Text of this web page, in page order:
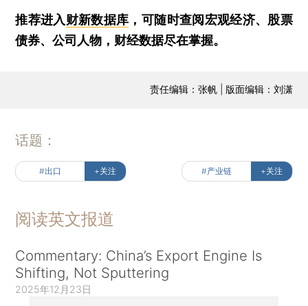
推荐进入财新数据库 ，可随时查阅宏观经济、股票
债券、公司人物，财经数据尽在掌握。
责任编辑：张帆 | 版面编辑：刘潇
话题：
#出口 +关注 #产业链 +关注
阅读英文报道
Commentary: China’s Export Engine Is
Shifting, Not Sputtering
2025年12月23日